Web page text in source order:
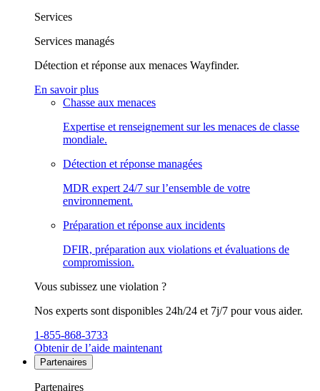
Services
Services managés
Détection et réponse aux menaces Wayfinder.
En savoir plus
Chasse aux menaces
Expertise et renseignement sur les menaces de classe
mondiale.
Détection et réponse managées
MDR expert 24/7 sur l’ensemble de votre
environnement.
Préparation et réponse aux incidents
DFIR, préparation aux violations et évaluations de
compromission.
Vous subissez une violation ?
Nos experts sont disponibles 24h/24 et 7j/7 pour vous aider.
1-855-868-3733
Obtenir de l’aide maintenant
Partenaires
Partenaires